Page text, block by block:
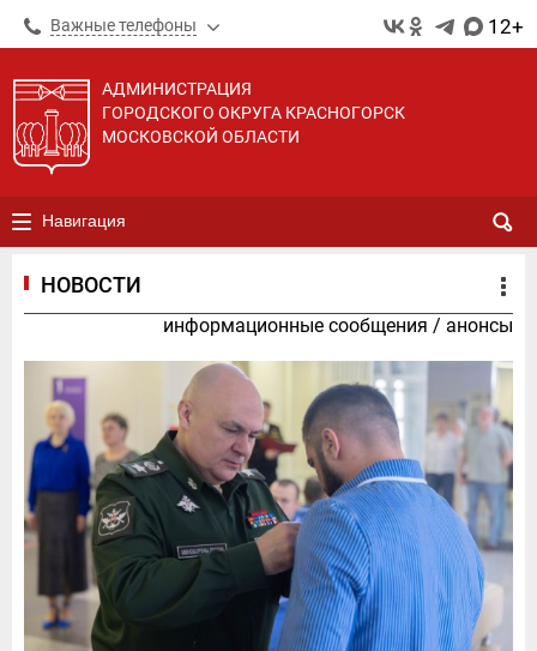
Важные телефоны 12+
АДМИНИСТРАЦИЯ
ГОРОДСКОГО ОКРУГА КРАСНОГОРСК
МОСКОВСКОЙ ОБЛАСТИ
Навигация
НОВОСТИ
информационные сообщения / анонсы